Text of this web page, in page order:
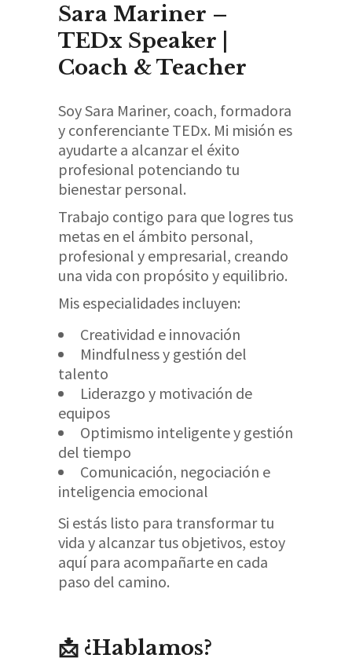
Sara Mariner –
TEDx Speaker |
Coach & Teacher
Soy Sara Mariner, coach, formadora
y conferenciante TEDx. Mi misión es
ayudarte a alcanzar el éxito
profesional potenciando tu
bienestar personal.​
Trabajo contigo para que logres tus
metas en el ámbito personal,
profesional y empresarial, creando
una vida con propósito y equilibrio.​
Mis especialidades incluyen:​
Creatividad e innovación​
Mindfulness y gestión del
talento​
Liderazgo y motivación de
equipos​
Optimismo inteligente y gestión
del tiempo​
Comunicación, negociación e
inteligencia emocional​
Si estás listo para transformar tu
vida y alcanzar tus objetivos, estoy
aquí para acompañarte en cada
paso del camino.​
📩 ¿Hablamos?